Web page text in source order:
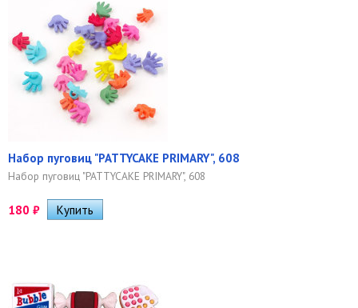
Набор пуговиц "PATTYCAKE PRIMARY", 608
Набор пуговиц "PATTYCAKE PRIMARY", 608
180 ₽